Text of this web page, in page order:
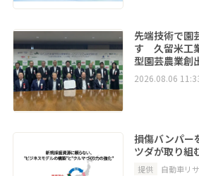
先端技術で園
す 久留米工
型園芸農業創
2026.08.06
損傷バンパ
ツダが取り組
提供 自動車リ